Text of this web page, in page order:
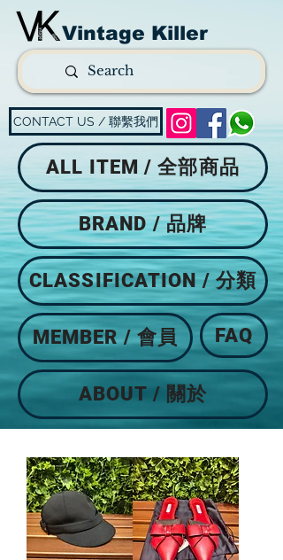
Vintage Killer
CONTACT US / 聯繫我們
ALL ITEM / 全部商品
BRAND / 品牌
CLASSIFICATION / 分類
MEMBER / 會員 FAQ
ABOUT / 關於